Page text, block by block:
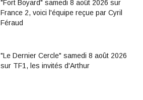
"Fort Boyard" samedi 8 août 2026 sur
France 2, voici l'équipe reçue par Cyril
Féraud
"Le Dernier Cercle" samedi 8 août 2026
sur TF1, les invités d'Arthur